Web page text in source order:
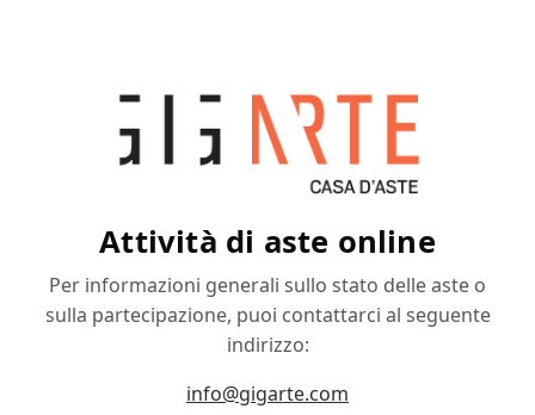
Attività di aste online
Per informazioni generali sullo stato delle aste o
sulla partecipazione, puoi contattarci al seguente
indirizzo:
info@gigarte.com